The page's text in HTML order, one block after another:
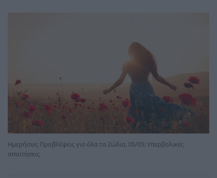
Ημερήσιες Προβλέψεις για όλα τα Ζώδια, 05/05: Υπερβολικές
απαιτήσεις